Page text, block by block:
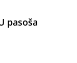
pasoša